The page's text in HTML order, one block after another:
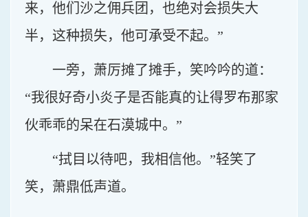
来，他们沙之佣兵团，也绝对会损失大
半，这种损失，他可承受不起。”
一旁，萧厉摊了摊手，笑吟吟的道：
“我很好奇小炎子是否能真的让得罗布那家
伙乖乖的呆在石漠城中。”
“拭目以待吧，我相信他。”轻笑了
笑，萧鼎低声道。